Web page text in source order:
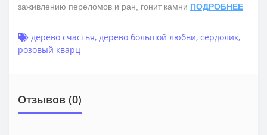
заживлению переломов и ран, гонит камни ПОДРОБНЕЕ
дерево счастья, дерево большой любви, сердолик,
розовый кварц
Отзывов (0)